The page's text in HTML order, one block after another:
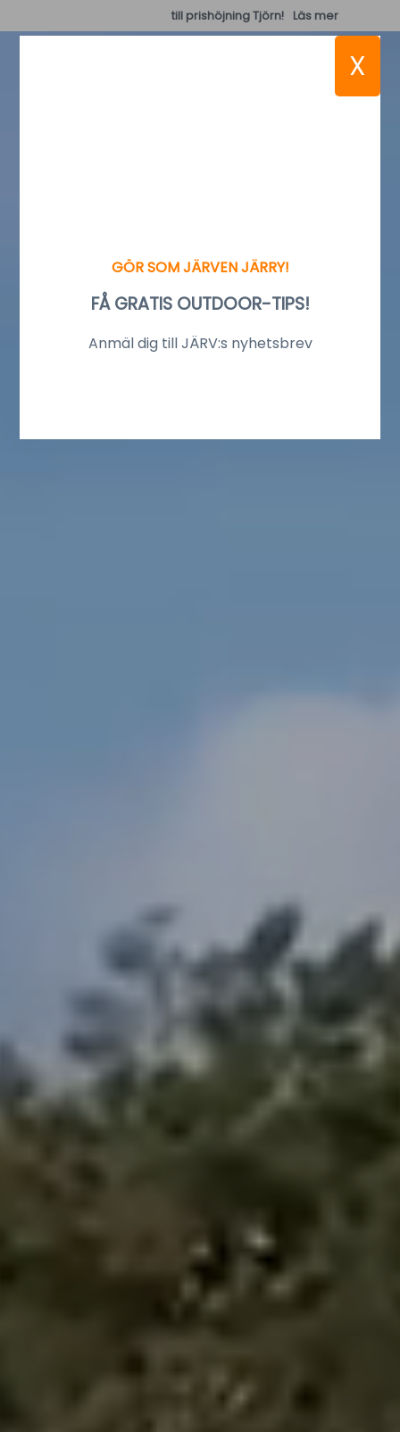
till prishöjning Tjörn! Läs mer
GÖR SOM JÄRVEN JÄRRY!
FÅ GRATIS OUTDOOR-TIPS!
Anmäl dig till JÄRV:s nyhetsbrev
X